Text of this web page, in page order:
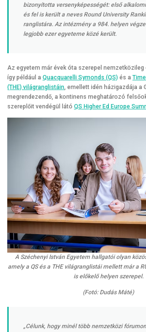
bizonyította versenyképességét: első
és fel is került a neves Round University
ranglistára. Az intézmény a 984. helyen
legjobb ezer egyeteme közé került.
Az egyetem már évek óta szerepel
így például a Quacquarelli Symonds (QS) és a
(THE) világranglistáin, emellett idén házigazdája a
megrendezendő, a kontinens meghatározó
szereplőit vendégül látó QS Higher Ed Europe
A Széchenyi István Egyetem hallgatói olyan
amely a QS és a THE világranglistái mellett már a
is előkelő helyen szerepel.
(Fotó: Dudás Máté)
„Célunk, hogy minél több nemzetközi